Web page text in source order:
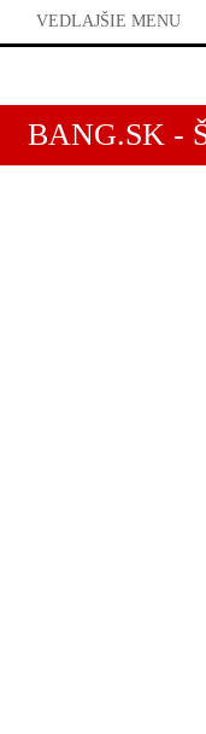
VEDLAJŠIE MENU
BANG.SK -